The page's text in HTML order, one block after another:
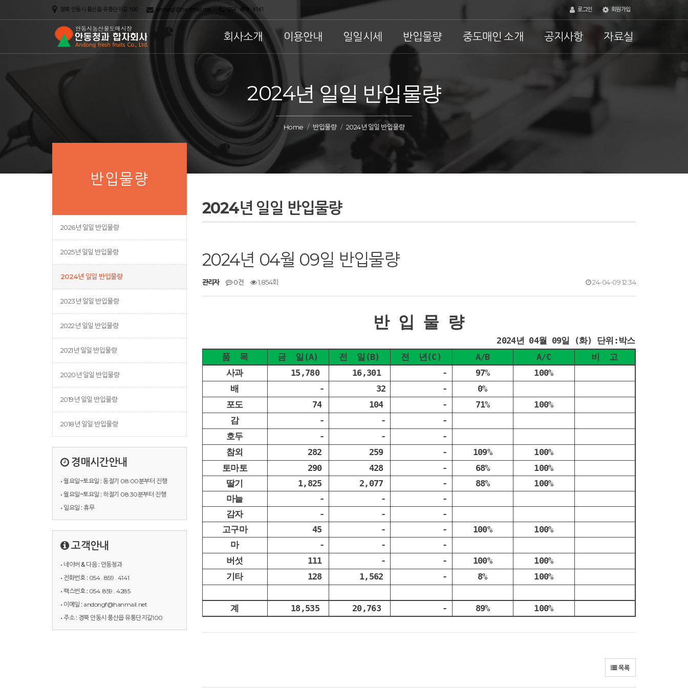
경북 안동시 풍산읍 유통단지길 100 andongf@hanmail.net 054 . 859 . 4141 로그인 회원가입
회사소개 이용안내 일일시세 반입물량 중도매인 소개 공지사항 자료실
2024년 일일 반입물량
Home 반입물량 2024년 일일 반입물량
반입물량
2026년 일일 반입물량
2025년 일일 반입물량
2024년 일일 반입물량
2023년 일일 반입물량
2022년 일일 반입물량
2021년 일일 반입물량
2020년 일일 반입물량
2019년 일일 반입물량
2018년 일일 반입물량
경매시간안내
• 월요일~토요일 : 동절기 08:00분부터 진행
• 월요일~토요일 : 하절기 08:30분부터 진행
• 일요일 : 휴무
고객안내
• 네이버 & 다음 : 안동청과
• 전화번호 : 054 . 859 . 4141
• 팩스번호 : 054. 859 . 4285
• 이메일 : andongf@hanmail.net
• 주소 : 경북 안동시 풍산읍 유통단지길100
2024년 일일 반입물량
2024년 04월 09일 반입물량
관리자 0건 1,854회 24-04-09 12:34
반 입 물 량
2024년 04월 09일 (화) 단위:박스
품 목
금 일(A) 전 일(B) 전 년(C) A/B A/C
비 고
사과
15,780 16,301 - 97%
100%
배
- 32 -
0%
포도
74 104 - 71%
100%
감
- -
-
호두
- -
-
참외
282 259 - 109%
100%
토마토
290 428 - 68%
100%
딸기
1,825 2,077 - 88%
100%
마늘
- -
-
감자
- -
-
고구마
45 - - 100%
100%
마
- -
-
버섯
111 - - 100%
100%
기타
128 1,562 - 8% 100%
계 18,535 20,763 - 89% 100%
목록